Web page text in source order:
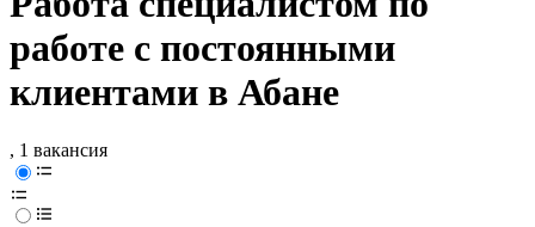
работе с постоянными
клиентами в Абане
, 1 вакансия